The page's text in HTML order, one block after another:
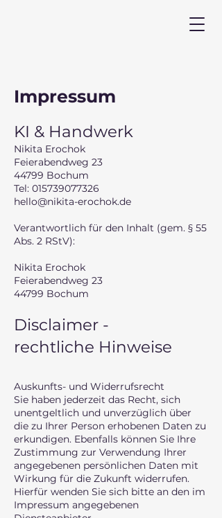
Impressum
KI & Handwerk
Nikita Erochok
Feierabendweg 23
44799 Bochum
Tel: 015739077326
hello@nikita-erochok.de
Verantwortlich für den Inhalt (gem. § 55
Abs. 2 RStV):
Nikita Erochok
Feierabendweg 23
44799 Bochum
Disclaimer -
rechtliche Hinweise
Auskunfts- und Widerrufsrecht
Sie haben jederzeit das Recht, sich
unentgeltlich und unverzüglich über
die zu Ihrer Person erhobenen Daten zu
erkundigen. Ebenfalls können Sie Ihre
Zustimmung zur Verwendung Ihrer
angegebenen persönlichen Daten mit
Wirkung für die Zukunft widerrufen.
Hierfür wenden Sie sich bitte an den im
Impressum angegebenen